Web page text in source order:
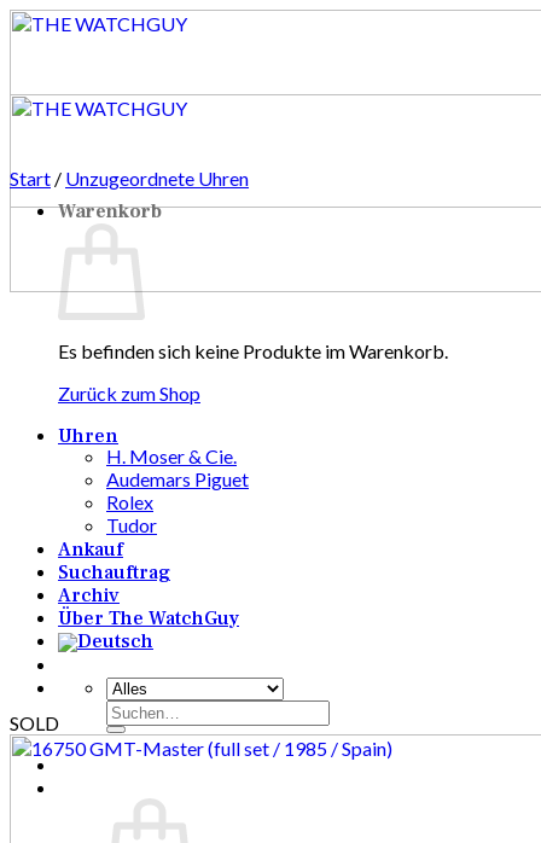
Zum
Warenkorb
Es befinden sich keine Produkte im Warenkorb.
Zurück zum Shop
Uhren
H. Moser & Cie.
Audemars Piguet
Rolex
Tudor
Ankauf
Suchauftrag
Archiv
Über The WatchGuy
Suchen
nach:
Start / Unzugeordnete Uhren
SOLD